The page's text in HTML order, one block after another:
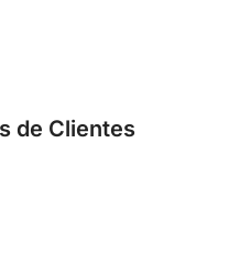
de Clientes